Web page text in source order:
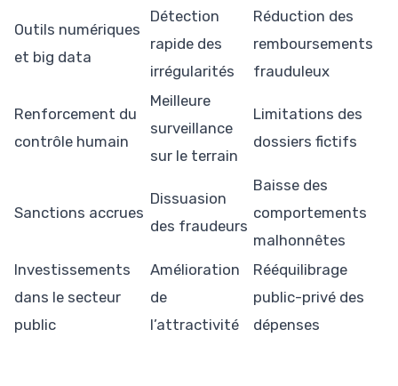
Outils numériques
et big data
Détection
rapide des
irrégularités
Réduction des
remboursements
frauduleux
Renforcement du
contrôle humain
Meilleure
surveillance
sur le terrain
Limitations des
dossiers fictifs
Sanctions accrues
Dissuasion
des fraudeurs
Baisse des
comportements
malhonnêtes
Investissements
dans le secteur
public
Amélioration
de
l’attractivité
Rééquilibrage
public-privé des
dépenses